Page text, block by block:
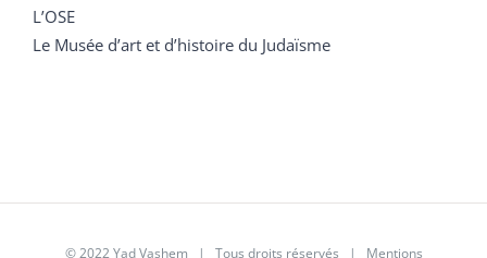
L’OSE
Le Musée d’art et d’histoire du Judaïsme
© 2022 Yad Vashem | Tous droits réservés | Mentions